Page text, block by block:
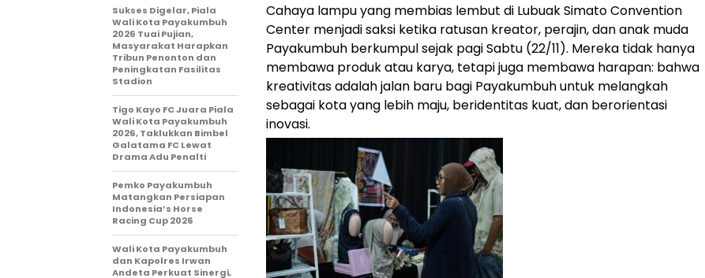
Cahaya lampu yang membias lembut di Lubuak Simato Convention
Center menjadi saksi ketika ratusan kreator, perajin, dan anak muda
Payakumbuh berkumpul sejak pagi Sabtu (22/11). Mereka tidak hanya
membawa produk atau karya, tetapi juga membawa harapan: bahwa
kreativitas adalah jalan baru bagi Payakumbuh untuk melangkah
sebagai kota yang lebih maju, beridentitas kuat, dan berorientasi
inovasi.
Sukses Digelar, Piala
Wali Kota Payakumbuh
2026 Tuai Pujian,
Masyarakat Harapkan
Tribun Penonton dan
Peningkatan Fasilitas
Stadion
Tigo Kayo FC Juara Piala
Wali Kota Payakumbuh
2026, Taklukkan Bimbel
Galatama FC Lewat
Drama Adu Penalti
Pemko Payakumbuh
Matangkan Persiapan
Indonesia’s Horse
Racing Cup 2026
Wali Kota Payakumbuh
dan Kapolres Irwan
Andeta Perkuat Sinergi,